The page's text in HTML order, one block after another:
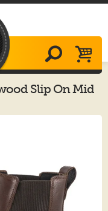
Slip On Mid